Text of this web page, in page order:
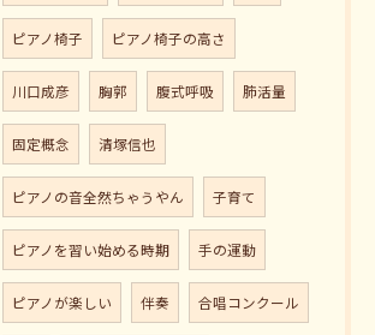
ピアノ椅子 ピアノ椅子の高さ
川口成彦 胸郭 腹式呼吸 肺活量
固定概念 清塚信也
ピアノの音全然ちゃうやん 子育て
ピアノを習い始める時期 手の運動
ピアノが楽しい 伴奏 合唱コンクール